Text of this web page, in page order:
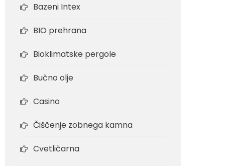
Bazeni Intex
BIO prehrana
Bioklimatske pergole
Bučno olje
Casino
Čiščenje zobnega kamna
Cvetličarna